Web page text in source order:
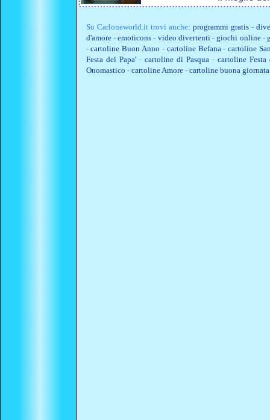
Su Carloneworld.ittrovi anche: programmi gratis-
d'amore-emoticons - video divertenti-giochi online-
-cartoline Buon Anno - cartoline Befana-cartoline
Festa del Papa'- cartoline di Pasqua- cartoline Festa
Onomastico - cartoline Amore- cartoline buona giornata